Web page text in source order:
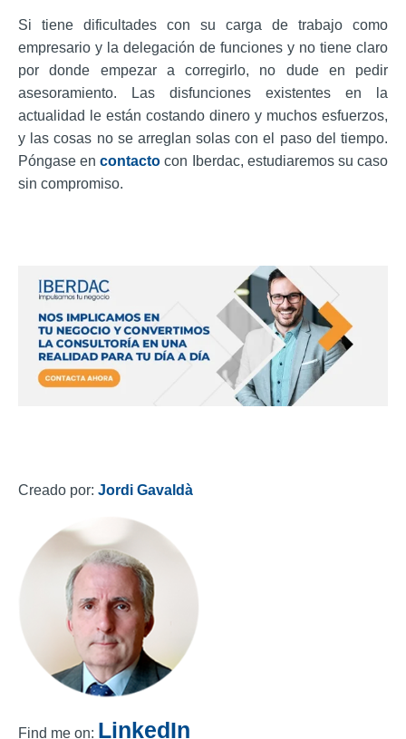
Si tiene dificultades con su carga de trabajo como
empresario y la delegación de funciones y no tiene claro
por donde empezar a corregirlo, no dude en pedir
asesoramiento. Las disfunciones existentes en la
actualidad le están costando dinero y muchos esfuerzos,
y las cosas no se arreglan solas con el paso del tiempo.
Póngase encontactocon Iberdac, estudiaremos su caso
sin compromiso.
Creado por: Jordi Gavaldà
Find me on: LinkedIn